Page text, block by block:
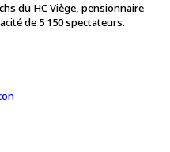
du HCViège, pensionnaire
de 5 150 spectateurs.